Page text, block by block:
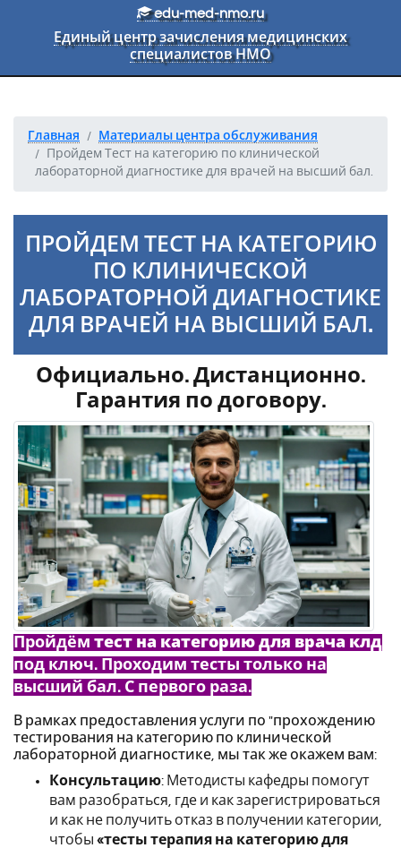
Перейти к основному текстуedu-med-nmo.ru
Единый центр зачисления медицинских
специалистов НМО
Главная
Материалы центра обслуживания
Пройдем Тест на категорию по клинической
лабораторной диагностике для врачей на высший бал.
ПРОЙДЕМ ТЕСТ НА КАТЕГОРИЮ
ПО КЛИНИЧЕСКОЙ
ЛАБОРАТОРНОЙ ДИАГНОСТИКЕ
ДЛЯ ВРАЧЕЙ НА ВЫСШИЙ БАЛ.
Официально. Дистанционно.
Гарантия по договору.
Пройдём тест на категорию для врача клд
под ключ. Проходим тесты только на
высший бал. С первого раза.
В рамках предоставления услуги по "прохождению
тестирования на категорию по клинической
лабораторной диагностике, мы так же окажем вам:
Консультацию: Методисты кафедры помогут
вам разобраться, где и как зарегистрироваться
и как не получить отказ в получении категории,
чтобы «тесты терапия на категорию для